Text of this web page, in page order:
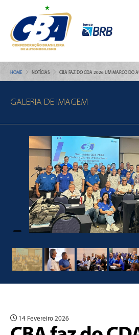
HOME NOTÍCIAS CBA FAZ DO CDA 2026 UM MARCO DO
GALERIA DE IMAGEM
14 Fevereiro 2026